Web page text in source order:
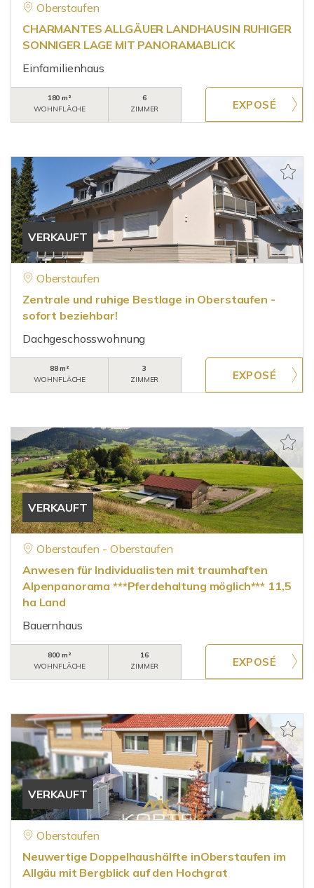
Oberstaufen
CHARMANTES ALLGÄUER LANDHAUSIN RUHIGER
SONNIGER LAGE MIT PANORAMABLICK
Einfamilienhaus
180 m²
WOHNFLÄCHE
6
ZIMMER
VERKAUFT
Oberstaufen
Zentrale und ruhige Bestlage in Oberstaufen -
sofort beziehbar!
Dachgeschosswohnung
88 m²
WOHNFLÄCHE
3
ZIMMER
VERKAUFT
Oberstaufen - Oberstaufen
Anwesen für Individualisten mit traumhaften
Alpenpanorama ***Pferdehaltung möglich*** 11,5
ha Land
Bauernhaus
800 m²
WOHNFLÄCHE
16
ZIMMER
VERKAUFT
Oberstaufen
Neuwertige Doppelhaushälfte inOberstaufen im
Allgäu mit Bergblick auf den Hochgrat